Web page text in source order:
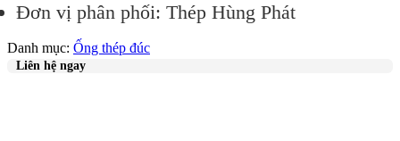
Đơn vị phân phối: Thép Hùng Phát
Danh mục: Ống thép đúc
Liên hệ ngay